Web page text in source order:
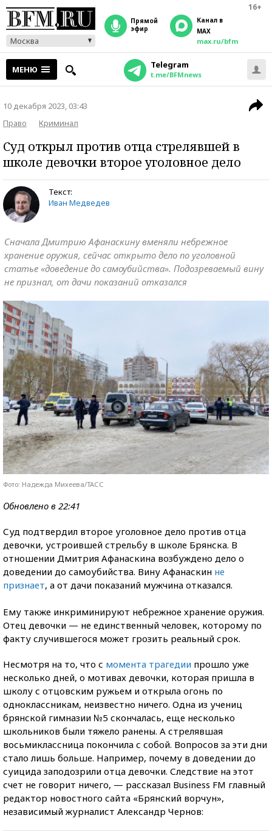
16+
Москва
прямой
эфир
Канал в
MAX
max.ru/bfm
МЕНЮ Telegram
t.me/BFMnews
10 декабря 2023, 03:43
Право
Криминал
Суд открыл против отца стрелявшей в
школе девочки второе уголовное дело
Текст:
Иван Медведев
Сначала Дмитрию Афанаскину вменяли небрежное
хранение оружия, сейчас открыто дело по уголовной
статье «доведение до самоубийства». Подозреваемый вину
не признал, от дачи показаний отказался
Фото: Надежда Михеева/ТАСС
Обновлено в 22:41
Суд подтвердил второе уголовное дело против отца
девочки, устроившей стрельбу в школе Брянска. В
отношении Дмитрия Афанаскина возбуждено дело о
доведении до самоубийства. Вину Афанаскин не
признает, а от дачи показаний мужчина отказался.
Ему также инкриминируют небрежное хранение оружия.
Отец девочки — не единственный человек, которому по
факту случившегося может грозить реальный срок.
Несмотря на то, что с момента трагедии прошло уже
несколько дней, о мотивах девочки, которая пришла в
школу с отцовским ружьем и открыла огонь по
одноклассникам, неизвестно ничего. Одна из учениц
брянской гимназии №5 скончалась, еще несколько
школьников были тяжело ранены. А стрелявшая
восьмиклассница покончила с собой. Вопросов за эти дни
стало лишь больше. Например, почему в доведении до
суицида заподозрили отца девочки. Следствие на этот
счет не говорит ничего, — рассказал Business FM главный
редактор новостного сайта «Брянский ворчун»,
независимый журналист Александр Чернов: